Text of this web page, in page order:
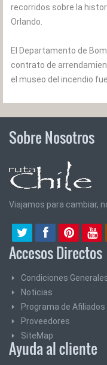
recorridos sobre la
Orlando.
El Departamento de
contrato de
el museo del incendio
Sobre Nosotros
Viajamos para cambiar,
Accesos Directos
Condiciones
Noticias
Programa de Afiliados
Proveedores
SiteMap
Ayuda al cliente